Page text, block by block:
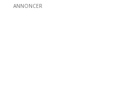
ANNONCER